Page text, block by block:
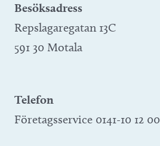
Besöksadress
Repslagaregatan 13C
591 30 Motala
Telefon
Företagsservice 0141-10 12 00